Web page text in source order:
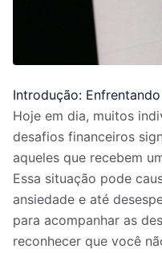
Introdução:
Hoje em dia, muitos
desafios financeiros
aqueles que recebem
Essa situação pode
ansiedade e até
para acompanhar as
reconhecer que você